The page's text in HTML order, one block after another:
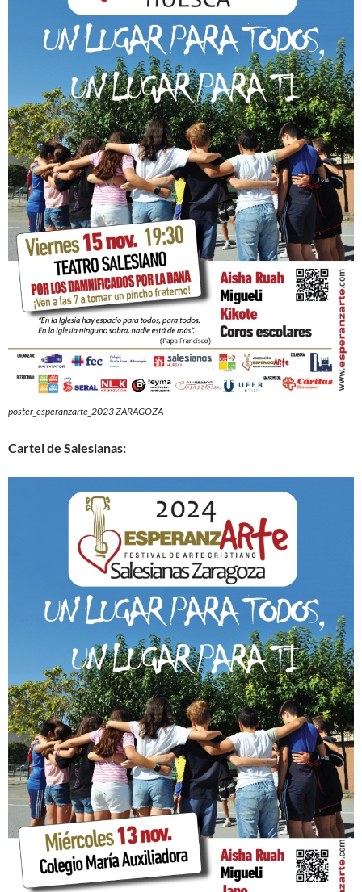
poster_esperanzarte_2023 ZARAGOZA
Cartel de Salesianas: